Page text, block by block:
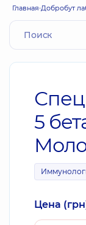
Главная Добробут
5
Цена